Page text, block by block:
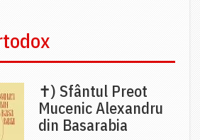
✝) Sfântul Preot
Mucenic Alexandru
din Basarabia